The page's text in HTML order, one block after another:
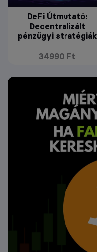
DeFi Útmutató:
Decentralizált
pénzügyi stratégiák
34990 Ft